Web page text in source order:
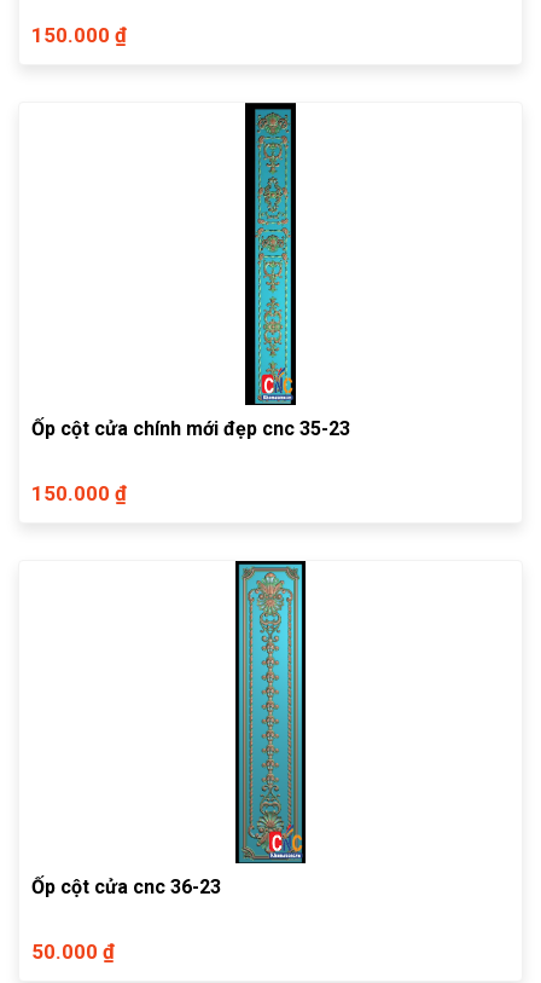
150.000 ₫
Ốp cột cửa chính mới đẹp cnc 35-23
150.000 ₫
Ốp cột cửa cnc 36-23
50.000 ₫